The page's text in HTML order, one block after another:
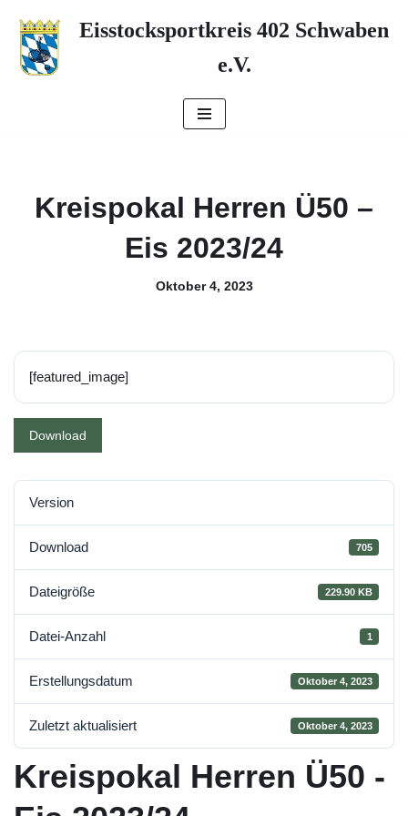
Zum
Inhalt
Eisstocksportkreis 402 Schwaben
e.V.
Kreispokal Herren Ü50 –
Eis 2023/24
Oktober 4, 2023
[featured_image]
Download
Version
Download 705
Dateigröße 229.90 KB
Datei-Anzahl 1
Erstellungsdatum Oktober 4, 2023
Zuletzt aktualisiert Oktober 4, 2023
Kreispokal Herren Ü50 -